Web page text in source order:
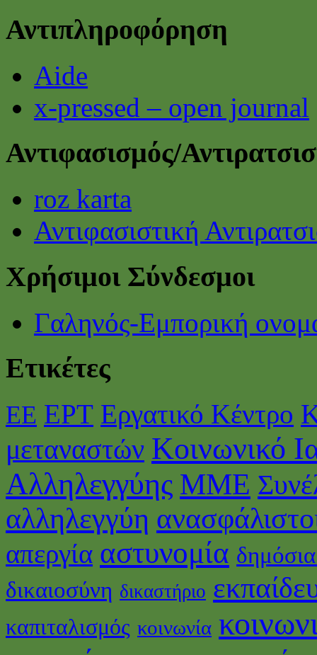
Αντιπληροφόρηση
Aide
x-pressed – open journal
Αντιφασισμός/
roz karta
Αντιφασιστική
Χρήσιμοι Σύνδεσμοι
Γαληνός-Εμπορική
Ετικέτες
ΕΕ ΕΡΤ Εργατικό Κέντρο
μεταναστών Κοινωνικό
Αλληλεγγύης ΜΜΕ
αλληλεγγύη
απεργία αστυνομία
δικαιοσύνη δικαστήριο
καπιταλισμός κοινωνία